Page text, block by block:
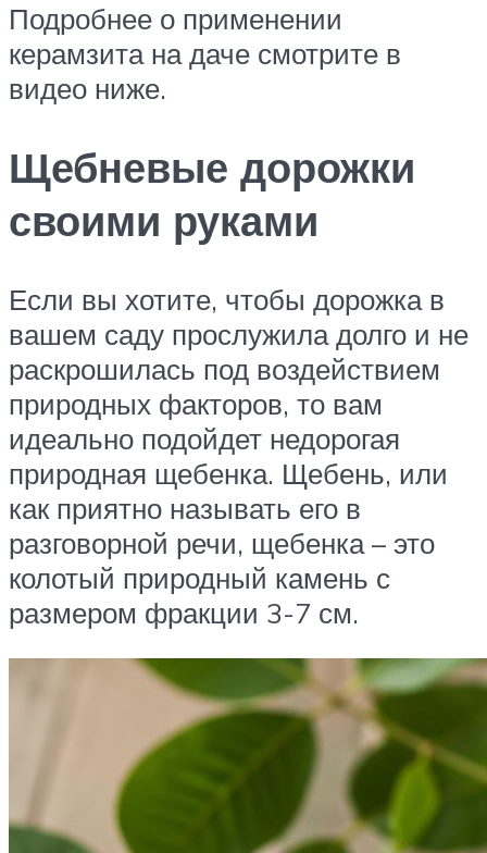
Подробнее о применении
керамзита на даче смотрите в
видео ниже.
Щебневые дорожки
своими руками
Если вы хотите, чтобы дорожка в
вашем саду прослужила долго и не
раскрошилась под воздействием
природных факторов, то вам
идеально подойдет недорогая
природная щебенка. Щебень, или
как приятно называть его в
разговорной речи, щебенка – это
колотый природный камень с
размером фракции 3-7 см.